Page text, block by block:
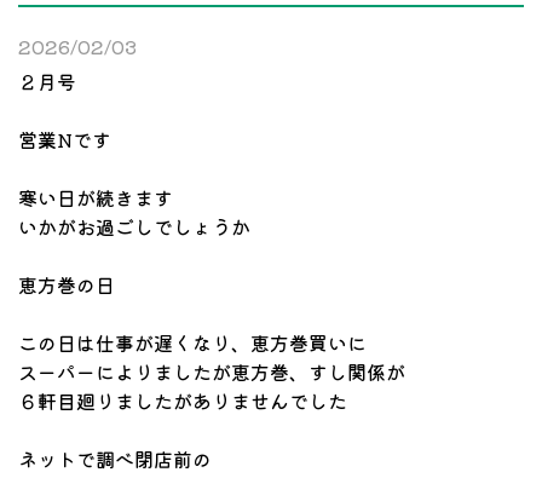
2026/02/03
２月号
営業Nです
寒い日が続きます
いかがお過ごしでしょうか
恵方巻の日
この日は仕事が遅くなり、恵方巻買いに
スーパーによりましたが恵方巻、すし関係が
６軒目廻りましたがありませんでした
ネットで調べ閉店前の